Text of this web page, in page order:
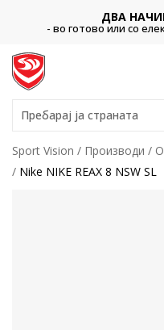
ДВА
- во готово или со
Пребарај ја страната
Sport Vision Производи
Nike NIKE REAX 8 NSW SL